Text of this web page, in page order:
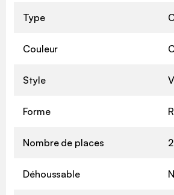
Type
Couleur
Style
Forme
Nombre de places 2
Déhoussable